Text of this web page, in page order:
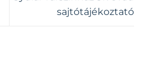
sajtótájékoztató